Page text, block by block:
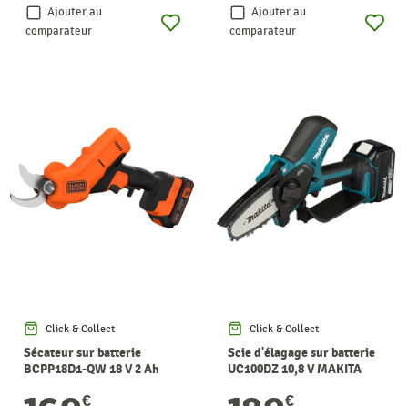
Ajouter au
comparateur
Ajouter au
comparateur
Click & Collect
Sécateur sur batterie
BCPP18D1-QW 18 V 2 Ah
€
Click & Collect
Scie d'élagage sur batterie
UC100DZ 10,8 V MAKITA
€